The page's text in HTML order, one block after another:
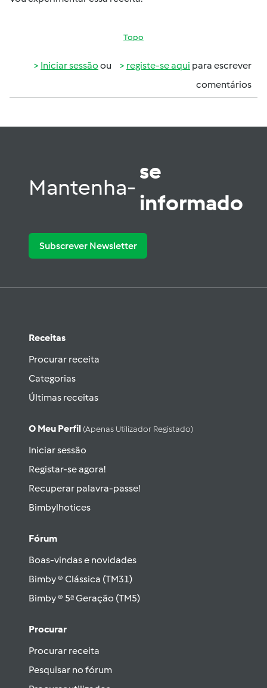
Topo
Iniciar sessão ou registe-se aqui para escrever
comentários
Mantenha-
se
informado
Subscrever Newsletter
Receitas
Procurar receita
Categorias
Últimas receitas
O Meu Perfil (apenas Utilizador Registado)
Iniciar sessão
Registar-se agora!
Recuperar palavra-passe!
Bimbylhotices
Fórum
Boas-vindas e novidades
Bimby ® Clássica (TM31)
Bimby ® 5ª Geração (TM5)
Procurar
Procurar receita
Pesquisar no fórum